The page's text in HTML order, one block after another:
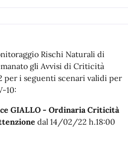
Rischi Naturali di
gli Avvisi di Criticità
per i seguenti scenari validi per
10:
GIALLO - Ordinaria Criticità
dal 14/02/22 h.18:00